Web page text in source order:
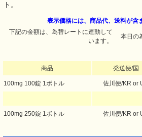
ト。
表示価格には、商品代、送料が含
下記の金額は、為替レートに連動して
います。
本日の
商品 発送便/国
100mg 100錠 1ボトル 佐川便/KR or
100mg 250錠 1ボトル 佐川便/KR or